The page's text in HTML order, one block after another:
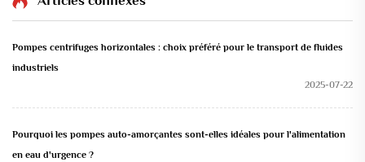
Pompes centrifuges horizontales : choix préféré pour le transport de fluides
industriels
2025-07-22
Pourquoi les pompes auto-amorçantes sont-elles idéales pour l'alimentation
en eau d'urgence ?